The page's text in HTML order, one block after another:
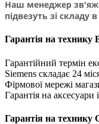
Наш менеджер
підвезуть зі складу
Гарантія на технику
Гарантійний термін
Siemens складає 24
Фірмової мережі
Гарантія на
Гарантія на технику